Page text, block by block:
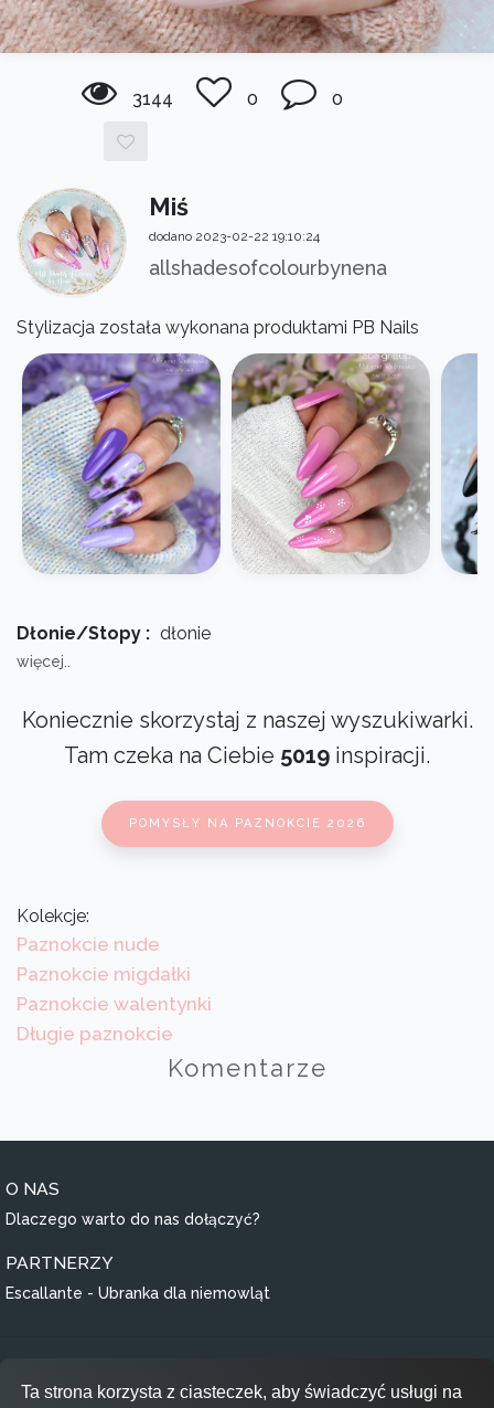
3144 0 0
Miś
dodano 2023-02-22 19:10:24
allshadesofcolourbynena
Stylizacja została wykonana produktami PB Nails
Dłonie/Stopy : dłonie
więcej..
Koniecznie skorzystaj z naszej wyszukiwarki.
Tam czeka na Ciebie 5019 inspiracji.
POMYSŁY NA PAZNOKCIE 2026
Kolekcje:
Paznokcie nude
Paznokcie migdałki
Paznokcie walentynki
Długie paznokcie
Komentarze
O NAS
Dlaczego warto do nas dołączyć?
PARTNERZY
Escallante - Ubranka dla niemowląt
Ta strona korzysta z ciasteczek, aby świadczyć usługi na